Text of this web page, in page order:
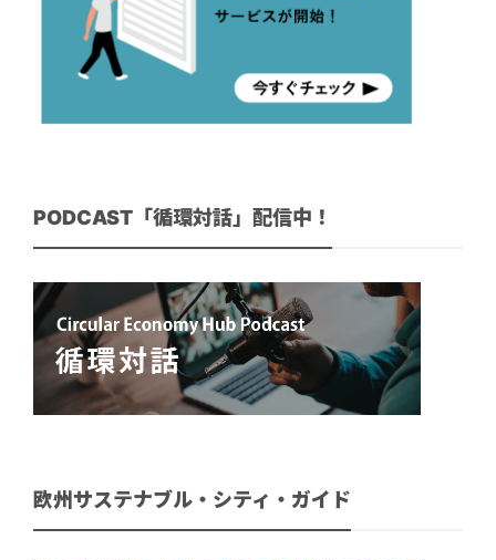
PODCAST「循環対話」配信中！
欧州サステナブル・シティ・ガイド